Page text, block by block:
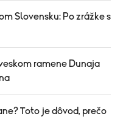
Slovensku: Po zrážke s
ramene Dunaja
Toto je dôvod, prečo